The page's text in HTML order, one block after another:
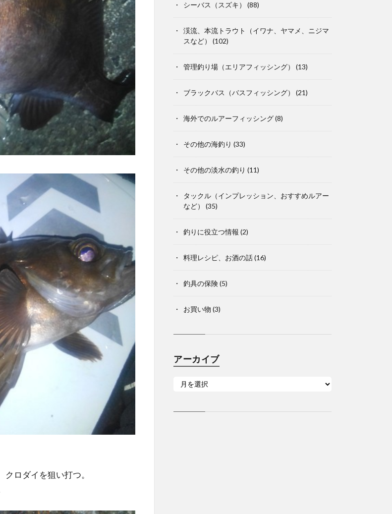
ロダイを狙い打つ。
シーバス（スズキ） (88)
渓流、本流トラウト（イワナ、ヤマメ、ニジマ
スなど）
(102)
管理釣り場（エリアフィッシング） (13)
ブラックバス（バスフィッシング） (21)
海外でのルアーフィッシング(8)
その他の海釣り (33)
その他の淡水の釣り (11)
タックル（インプレッション、おすすめルアー
など）
(35)
釣りに役立つ情報 (2)
料理レシピ、お酒の話(16)
釣具の保険(5)
お買い物 (3)
アーカイブ